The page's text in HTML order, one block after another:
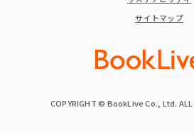
COPYRIGHT © BookLive Co., Ltd. ALL
サイトマップ